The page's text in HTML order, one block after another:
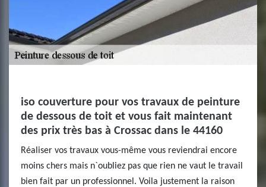
iso couverture pour vos travaux de peinture
de dessous de toit et vous fait maintenant
des prix très bas à Crossac dans le 44160
Réaliser vos travaux vous-même vous reviendrai encore
moins chers mais n`oubliez pas que rien ne vaut le travail
bien fait par un professionnel. Voila justement la raison